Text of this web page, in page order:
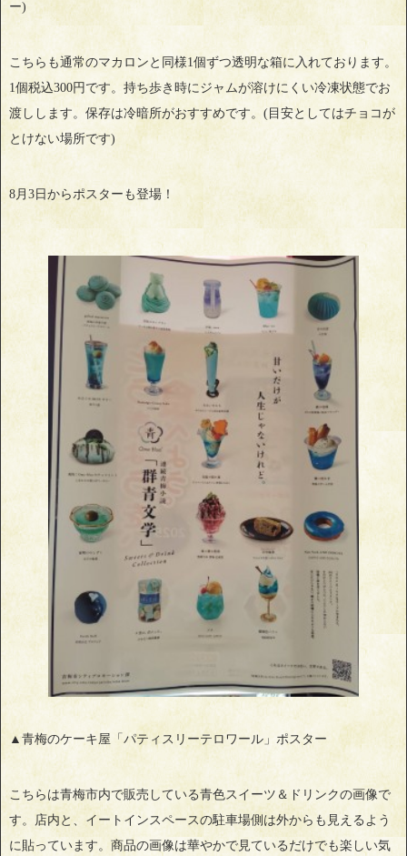
ー)
こちらも通常のマカロンと同様1個ずつ透明な箱に入れております。
1個税込300円です。持ち歩き時にジャムが溶けにくい冷凍状態でお
渡しします。保存は冷暗所がおすすめです。(目安としてはチョコが
とけない場所です)
8月3日からポスターも登場！
▲青梅のケーキ屋「パティスリーテロワール」ポスター
こちらは青梅市内で販売している青色スイーツ＆ドリンクの画像で
す。店内と、イートインスペースの駐車場側は外からも見えるよう
に貼っています。商品の画像は華やかで見ているだけでも楽しい気